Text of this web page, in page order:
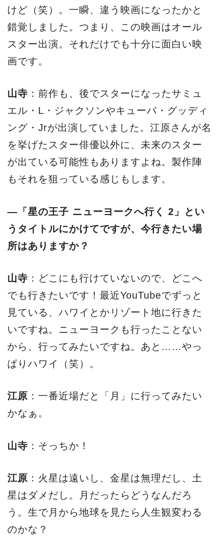
けど（笑）。一瞬、違う映画になったかと
錯覚しました。つまり、この映画はオール
スター出演。それだけでも十分に面白い映
画です。
山寺 ：前作も、後でスターになったサミュ
エル・L・ジャクソンやキューバ・グッディ
ング・Jrが出演していました。江原さんが名
を挙げたスター俳優以外に、未来のスター
が出ている可能性もありますよね。製作陣
もそれを狙っている感じもします。
―「星の王子 ニューヨークへ行く 2」とい
うタイトルにかけてですが、今行きたい場
所はありますか？
山寺 ：どこにも行けていないので、どこへ
でも行きたいです！最近YouTubeでずっと
見ている、ハワイとかリゾート地に行きた
いですね。ニューヨークも行ったことない
から、行ってみたいですね。あと……やっ
ぱりハワイ（笑）。
江原 ：一番近場だと「月」に行ってみたい
かなぁ。
山寺 ：そっちか！
江原 ：火星は遠いし、金星は無理だし、土
星はダメだし。月だったらどうなんだろ
う。生で月から地球を見たら人生観変わる
のかな？